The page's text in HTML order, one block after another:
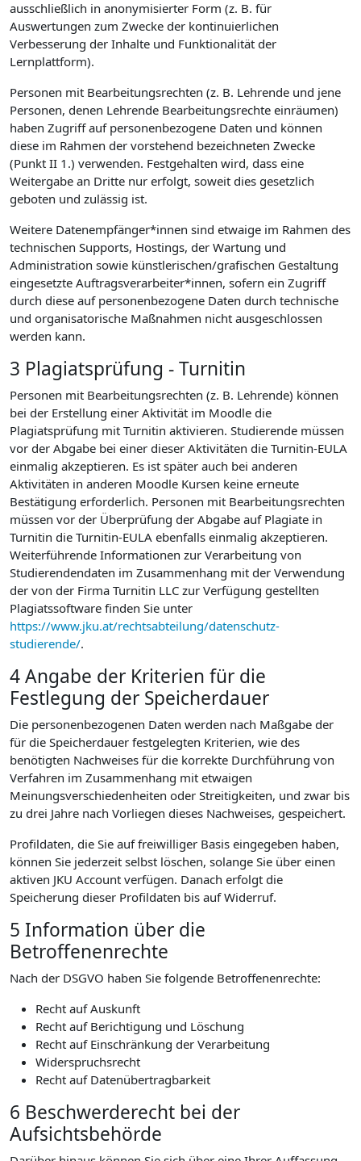
ausschließlich in anonymisierter Form (z. B. für
Auswertungen zum Zwecke der kontinuierlichen
Verbesserung der Inhalte und Funktionalität der
Lernplattform).
Personen mit Bearbeitungsrechten (z. B. Lehrende und jene
Personen, denen Lehrende Bearbeitungsrechte einräumen)
haben Zugriff auf personenbezogene Daten und können
diese im Rahmen der vorstehend bezeichneten Zwecke
(Punkt II 1.) verwenden. Festgehalten wird, dass eine
Weitergabe an Dritte nur erfolgt, soweit dies gesetzlich
geboten und zulässig ist.
Weitere Datenempfänger*innen sind etwaige im Rahmen des
technischen Supports, Hostings, der Wartung und
Administration sowie künstlerischen/grafischen Gestaltung
eingesetzte Auftragsverarbeiter*innen, sofern ein Zugriff
durch diese auf personenbezogene Daten durch technische
und organisatorische Maßnahmen nicht ausgeschlossen
werden kann.
3 Plagiatsprüfung - Turnitin
Personen mit Bearbeitungsrechten (z. B. Lehrende) können
bei der Erstellung einer Aktivität im Moodle die
Plagiatsprüfung mit Turnitin aktivieren. Studierende müssen
vor der Abgabe bei einer dieser Aktivitäten die Turnitin-EULA
einmalig akzeptieren. Es ist später auch bei anderen
Aktivitäten in anderen Moodle Kursen keine erneute
Bestätigung erforderlich. Personen mit Bearbeitungsrechten
müssen vor der Überprüfung der Abgabe auf Plagiate in
Turnitin die Turnitin-EULA ebenfalls einmalig akzeptieren.
Weiterführende Informationen zur Verarbeitung von
Studierendendaten im Zusammenhang mit der Verwendung
der von der Firma Turnitin LLC zur Verfügung gestellten
Plagiatssoftware finden Sie unter
https://www.jku.at/rechtsabteilung/datenschutz-
studierende/.
4 Angabe der Kriterien für die
Festlegung der Speicherdauer
Die personenbezogenen Daten werden nach Maßgabe der
für die Speicherdauer festgelegten Kriterien, wie des
benötigten Nachweises für die korrekte Durchführung von
Verfahren im Zusammenhang mit etwaigen
Meinungsverschiedenheiten oder Streitigkeiten, und zwar bis
zu drei Jahre nach Vorliegen dieses Nachweises, gespeichert.
Profildaten, die Sie auf freiwilliger Basis eingegeben haben,
können Sie jederzeit selbst löschen, solange Sie über einen
aktiven JKU Account verfügen. Danach erfolgt die
Speicherung dieser Profildaten bis auf Widerruf.
5 Information über die
Betroffenenrechte
Nach der DSGVO haben Sie folgende Betroffenenrechte:
Recht auf Auskunft
Recht auf Berichtigung und Löschung
Recht auf Einschränkung der Verarbeitung
Widerspruchsrecht
Recht auf Datenübertragbarkeit
6 Beschwerderecht bei der
Aufsichtsbehörde